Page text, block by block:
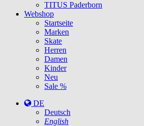
TITUS Paderborn
Webshop
Startseite
Marken
Skate
Herren
Damen
Kinder
Neu
Sale %
DE
Deutsch
English